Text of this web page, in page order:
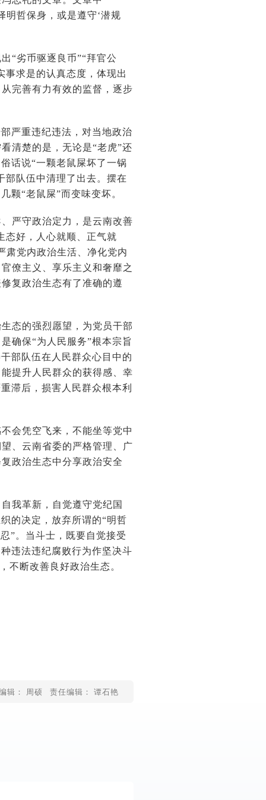
明哲保身，或是遵守‘潜规
劣币驱逐良币”“拜官公
事求是的认真态度，体现出
完善有力有效的监督，逐步
严重违纪违法，对当地政治
清楚的是，无论是“老虎”还
话说“一颗老鼠屎坏了一锅
部队伍中清理了出去。摆在
颗“老鼠屎”而变味变坏。
严守政治定力，是云南改善
态好，人心就顺、正气就
肃党内政治生活、净化党内
僚主义、享乐主义和奢靡之
复政治生态有了准确的遵
态的强烈愿望，为党员干部
确保“为人民服务”根本宗旨
部队伍在人民群众心目中的
提升人民群众的获得感、幸
滞后，损害人民群众根本利
会凭空飞来，不能坐等党中
、云南省委的严格管理、广
政治生态中分享政治安全
我革新，自觉遵守党纪国
的决定，放弃所谓的“明哲
”。当斗士，既要自觉接受
违法违纪腐败行为作坚决斗
不断改善良好政治生态。
辑： 周硕 责任编辑： 谭石艳